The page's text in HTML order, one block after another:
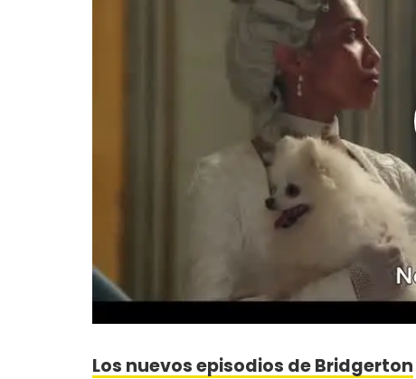
Los nuevos episodios de Bridgerton